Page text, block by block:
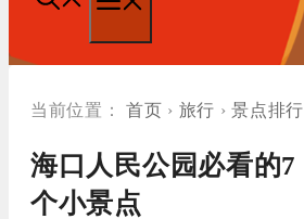
单
首页 › 旅行 ›景点排行
海口人民公园必看的7
个小景点